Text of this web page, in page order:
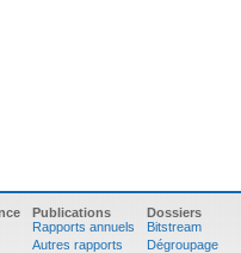
Publications
Rapports annuels
Autres rapports
Dossiers
Bitstream
Dégroupage